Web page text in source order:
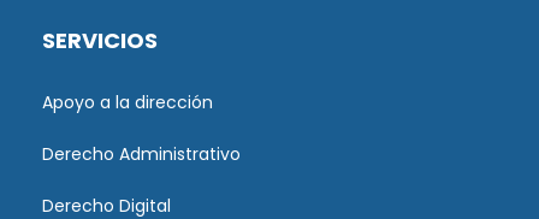
SERVICIOS
Apoyo a la dirección
Derecho Administrativo
Derecho Digital